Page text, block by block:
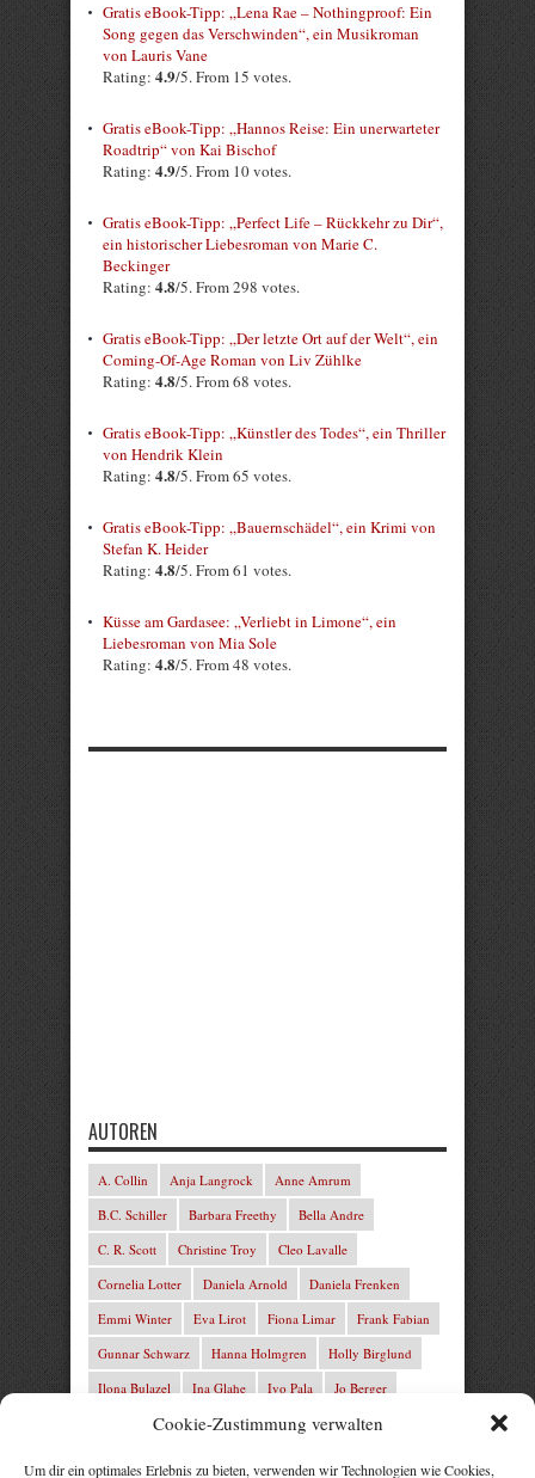
Cookie-Zustimmung verwalten
Um dir ein optimales Erlebnis zu bieten, verwenden wir Technologien wie Cookies,
Gratis eBook-Tipp: „Lena Rae – Nothingproof: Ein
Song gegen das Verschwinden“, ein Musikroman
von Lauris Vane
Rating: 4.9/5. From 15 votes.
Gratis eBook-Tipp: „Hannos Reise: Ein unerwarteter
Roadtrip“ von Kai Bischof
Rating: 4.9/5. From 10 votes.
Gratis eBook-Tipp: „Perfect Life – Rückkehr zu Dir“,
ein historischer Liebesroman von Marie C.
Beckinger
Rating: 4.8/5. From 298 votes.
Gratis eBook-Tipp: „Der letzte Ort auf der Welt“, ein
Coming-Of-Age Roman von Liv Zühlke
Rating: 4.8/5. From 68 votes.
Gratis eBook-Tipp: „Künstler des Todes“, ein Thriller
von Hendrik Klein
Rating: 4.8/5. From 65 votes.
Gratis eBook-Tipp: „Bauernschädel“, ein Krimi von
Stefan K. Heider
Rating: 4.8/5. From 61 votes.
Küsse am Gardasee: „Verliebt in Limone“, ein
Liebesroman von Mia Sole
Rating: 4.8/5. From 48 votes.
AUTOREN
A. Collin Anja Langrock
Anne Amrum
B.C. Schiller
Barbara Freethy
Bella Andre
C. R. Scott
Christine Troy
Cleo Lavalle
Cornelia Lotter
Daniela Arnold
Daniela Frenken
Emmi Winter
Eva Lirot Fiona Limar
Frank Fabian
Gunnar Schwarz
Hanna Holmgren
Holly Birglund
Ilona Bulazel
Ina Glahe Ivo Pala
Jo Berger
Josefine Weiss
Josie Charles
Karin Lindberg